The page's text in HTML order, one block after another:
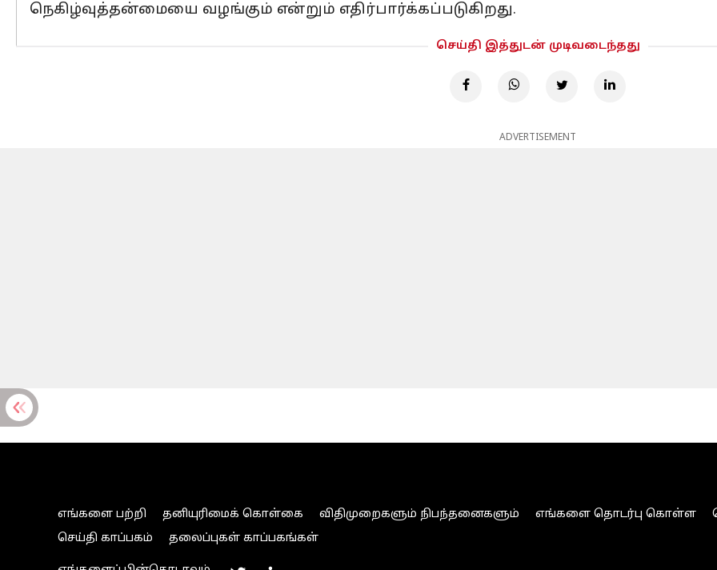
நெகிழ்வுத்தன்மையை வழங்கும் என்றும் எதிர்பார்க்கப்படுகிறது.
செய்தி இத்துடன் முடிவடைந்தது
ADVERTISEMENT
எங்களை பற்றி தனியுரிமைக் கொள்கை விதிமுறைகளும் நிபந்தனைகளும் எங்களை தொடர்பு கொள்ள
செய்தி காப்பகம்
தலைப்புகள் காப்பகங்கள்